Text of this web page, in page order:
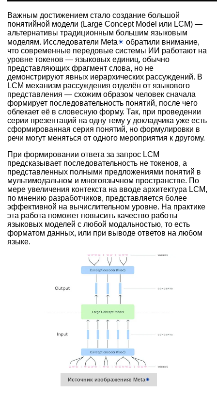
Важным достижением стало создание большой
понятийной модели (Large Concept Model или LCM) —
альтернативы традиционным большим языковым
моделям. Исследователи Meta✴ обратили внимание,
что современные передовые системы ИИ работают на
уровне токенов — языковых единиц, обычно
представляющих фрагмент слова, но не
демонстрируют явных иерархических рассуждений. В
LCM механизм рассуждения отделён от языкового
представления — схожим образом человек сначала
формирует последовательность понятий, после чего
облекает её в словесную форму. Так, при проведении
серии презентаций на одну тему у докладчика уже есть
сформированная серия понятий, но формулировки в
речи могут меняться от одного мероприятия к другому.
При формировании ответа за запрос LCM
предсказывает последовательность не токенов, а
представленных полными предложениями понятий в
мультимодальном и многоязычном пространстве. По
мере увеличения контекста на вводе архитектура LCM,
по мнению разработчиков, представляется более
эффективной на вычислительном уровне. На практике
эта работа поможет повысить качество работы
языковых моделей с любой модальностью, то есть
форматом данных, или при выводе ответов на любом
языке.
Источник изображения: Meta✴